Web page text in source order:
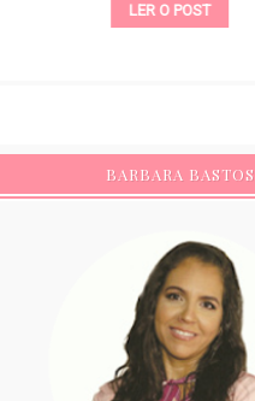
LER O POST
BARBARA BASTOS